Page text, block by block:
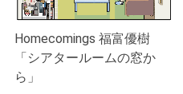
Homecomings 福富優樹
「シアタールームの窓か
ら」